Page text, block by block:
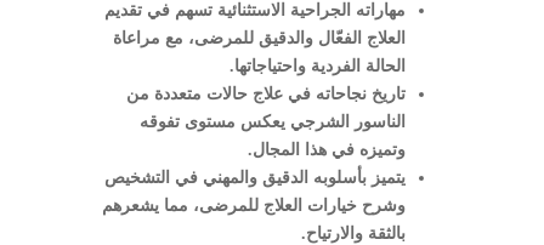
مهاراته الجراحية الاستثنائية تسهم في تقديم
العلاج الفعّال والدقيق للمرضى، مع مراعاة
الحالة الفردية واحتياجاتها.
تاريخ نجاحاته في علاج حالات متعددة من
الناسور الشرجي يعكس مستوى تفوقه
وتميزه في هذا المجال.
يتميز بأسلوبه الدقيق والمهني في التشخيص
وشرح خيارات العلاج للمرضى، مما يشعرهم
بالثقة والارتياح.